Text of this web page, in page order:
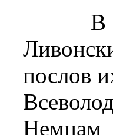
В
послов
Немцам